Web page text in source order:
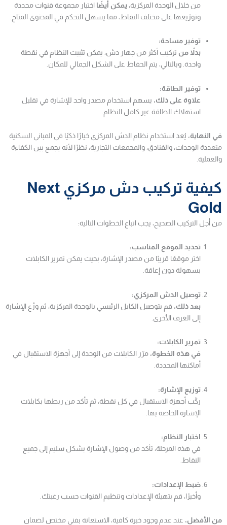
من خلال الوحدة المركزية، يمكن أيضًا اختيار مجموعة قنوات محددة
وتوزيعها على مختلف النقاط، مما يسهل التحكم في المحتوى المتاح.
توفير مساحة:
بدلاً من تركيب أكثر من جهاز دش، يمكن تثبيت النظام في نقطة
واحدة. وبالتالي، يتم الحفاظ على الشكل الجمالي للمكان.
توفير الطاقة:
علاوة على ذلك، يسهم استخدام مصدر واحد للإشارة في تقليل
استهلاك الطاقة عبر كامل النظام.
في النهاية، يُعد استخدام نظام الدش المركزي خيارًا ذكيًا في المباني السكنية
متعددة الوحدات، والفنادق، والمجمعات التجارية، نظرًا لأنه يجمع بين الكفاءة
والعملية.
كيفية تركيب دش مركزي Next
Gold
من أجل التركيب الصحيح، يجب اتباع الخطوات التالية:
تحديد الموقع المناسب:
اختر موقعًا قريبًا من مصدر الإشارة، بحيث يمكن تمرير الكابلات
بسهولة دون إعاقة.
توصيل الدش المركزي:
بعد ذلك، قم بتوصيل الكابل الرئيسي بالوحدة المركزية، ثم وزّع الإشارة
إلى الغرف الأخرى.
تمرير الكابلات:
في هذه الخطوة، مرّر الكابلات من الوحدة إلى أجهزة الاستقبال في
أماكنها المحددة.
توزيع الإشارة:
ركّب أجهزة الاستقبال في كل نقطة، ثم تأكد من ربطها بكابلات
الإشارة الخاصة بها.
اختبار النظام:
في هذه المرحلة، تأكد من وصول الإشارة بشكل سليم إلى جميع
النقاط.
ضبط الإعدادات:
وأخيرًا، قم بتهيئة الإعدادات وتنظيم القنوات حسب رغبتك.
من الأفضل، عند عدم وجود خبرة كافية، الاستعانة بفني مختص لضمان